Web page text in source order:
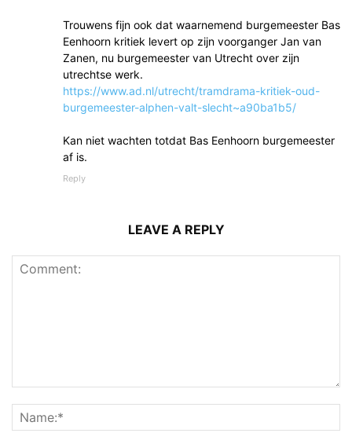
Trouwens fijn ook dat waarnemend burgemeester Bas
Eenhoorn kritiek levert op zijn voorganger Jan van
Zanen, nu burgemeester van Utrecht over zijn
utrechtse werk.
https://www.ad.nl/utrecht/tramdrama-kritiek-oud-
burgemeester-alphen-valt-slecht~a90ba1b5/
Kan niet wachten totdat Bas Eenhoorn burgemeester
af is.
Reply
LEAVE A REPLY